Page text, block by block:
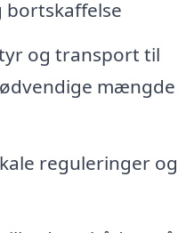
bortskaffelse
og transport til
mængde
reguleringer og